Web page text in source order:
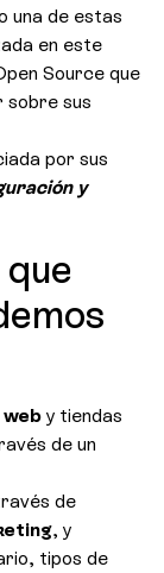
una de estas
en este
Source que
sobre sus
por sus
y
y tiendas
de un
de
, y
tipos de